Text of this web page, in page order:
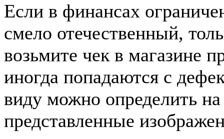
Если в финансах
смело отечественный,
возьмите чек в магазине
иногда попадаются с
виду можно определить на
представленные